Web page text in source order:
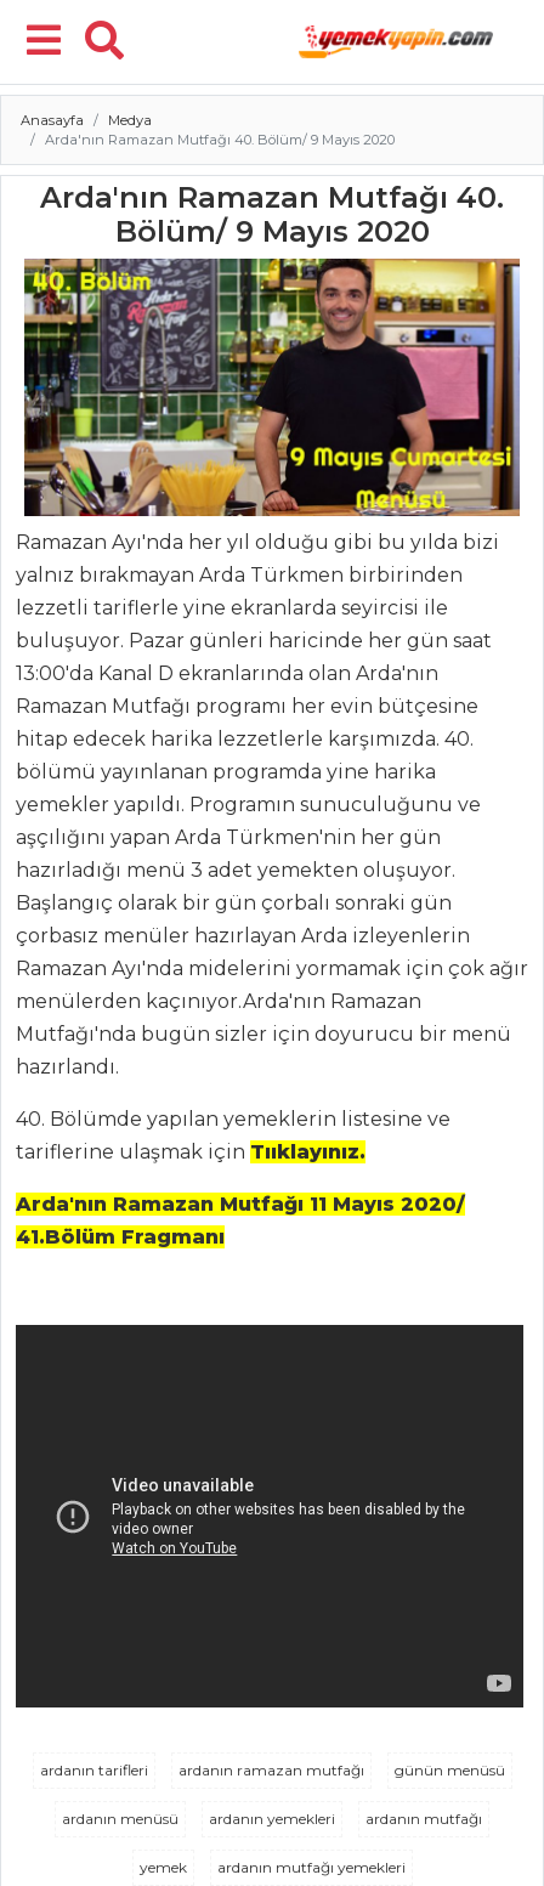
Menü
ANASAYFA
Medya
ŞEFİN TARİFLERİ
Kategoriler
TATLILAR
PASTA
Anasayfa
Medya
Arda'nın Ramazan Mutfağı 40. Bölüm/ 9 Mayıs 2020
Arda'nın Ramazan Mutfağı 40.
Bölüm/ 9 Mayıs 2020
Ramazan Ayı'nda her yıl olduğu gibi bu yılda bizi
yalnız bırakmayan Arda Türkmen birbirinden
lezzetli tariflerle yine ekranlarda seyircisi ile
buluşuyor. Pazar günleri haricinde her gün saat
13:00'da Kanal D ekranlarında olan Arda'nın
Ramazan Mutfağı programı her evin bütçesine
hitap edecek harika lezzetlerle karşımızda. 40.
bölümü yayınlanan programda yine harika
yemekler yapıldı. Programın sunuculuğunu ve
aşçılığını yapan Arda Türkmen'nin her gün
hazırladığı menü 3 adet yemekten oluşuyor.
Başlangıç olarak bir gün çorbalı sonraki gün
çorbasız menüler hazırlayan Arda izleyenlerin
Ramazan Ayı'nda midelerini yormamak için çok ağır
menülerden kaçınıyor.Arda'nın Ramazan
Mutfağı'nda bugün sizler için doyurucu bir menü
hazırlandı.
40. Bölümde yapılan yemeklerin listesine ve
tariflerine ulaşmak için Tııklayınız.
Arda'nın Ramazan Mutfağı 11 Mayıs 2020/
41.Bölüm Fragmanı
ardanın tarifleri ardanın ramazan mutfağı günün menüsü
ardanın menüsü ardanın yemekleri ardanın mutfağı
yemek ardanın mutfağı yemekleri